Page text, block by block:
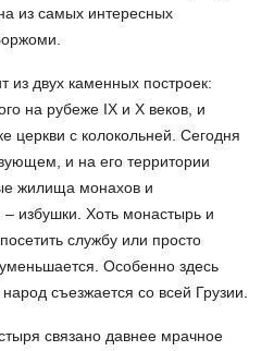
из самых интересных
из двух каменных построек:
на рубеже IX и X веков, и
церкви с колокольней. Сегодня
и на его территории
жилища монахов и
избушки. Хоть монастырь и
службу или просто
Особенно здесь
съезжается со всей Грузии.
связано давнее мрачное